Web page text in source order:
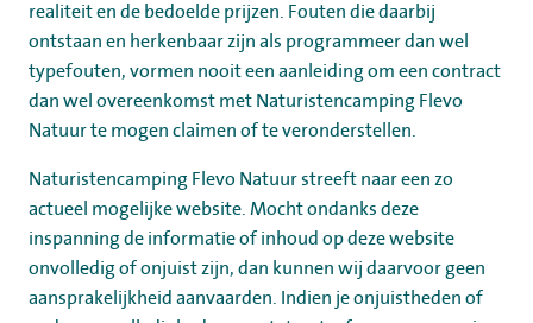
realiteit en de bedoelde prijzen. Fouten die daarbij
ontstaan en herkenbaar zijn als programmeer dan wel
typefouten, vormen nooit een aanleiding om een contract
dan wel overeenkomst met Naturistencamping Flevo
Natuur te mogen claimen of te veronderstellen.
Naturistencamping Flevo Natuur streeft naar een zo
actueel mogelijke website. Mocht ondanks deze
inspanning de informatie of inhoud op deze website
onvolledig of onjuist zijn, dan kunnen wij daarvoor geen
aansprakelijkheid aanvaarden. Indien je onjuistheden of